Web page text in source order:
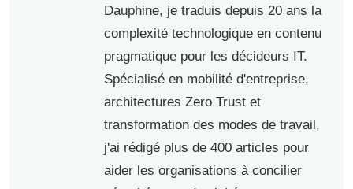
Dauphine, je traduis depuis 20 ans la
complexité technologique en contenu
pragmatique pour les décideurs IT.
Spécialisé en mobilité d'entreprise,
architectures Zero Trust et
transformation des modes de travail,
j'ai rédigé plus de 400 articles pour
aider les organisations à concilier